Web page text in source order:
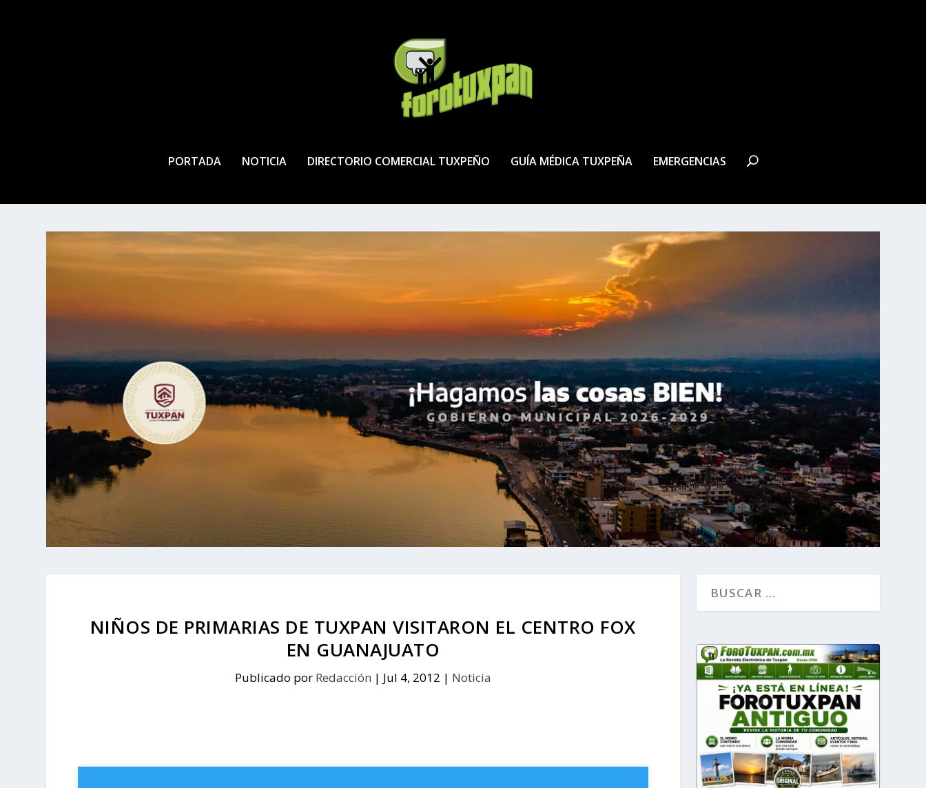
PORTADA NOTICIA DIRECTORIO COMERCIAL TUXPEÑO GUÍA MÉDICA TUXPEÑA EMERGENCIAS
NIÑOS DE PRIMARIAS DE TUXPAN VISITARON EL CENTRO FOX
EN GUANAJUATO
Publicado por Redacción | Jul 4, 2012 | Noticia